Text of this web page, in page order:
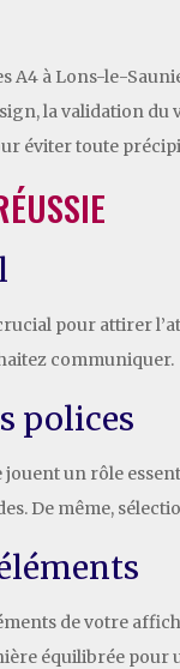
A4 à Lons-le-
la validation
éviter toute
pour attirer
communiquer.
polices
un rôle
De même,
de votre
équilibrée pour